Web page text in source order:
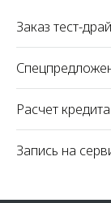
Заказ тест-
Расчет кредита
Запись на